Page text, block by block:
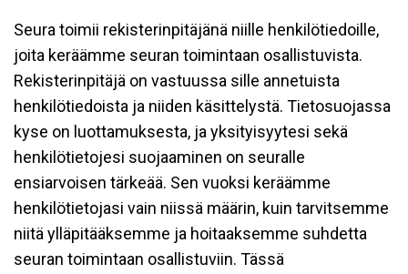
Seura toimii rekisterinpitäjänä niille henkilötiedoille,
joita keräämme seuran toimintaan osallistuvista.
Rekisterinpitäjä on vastuussa sille annetuista
henkilötiedoista ja niiden käsittelystä. Tietosuojassa
kyse on luottamuksesta, ja yksityisyytesi sekä
henkilötietojesi suojaaminen on seuralle
ensiarvoisen tärkeää. Sen vuoksi keräämme
henkilötietojasi vain niissä määrin, kuin tarvitsemme
niitä ylläpitääksemme ja hoitaaksemme suhdetta
seuran toimintaan osallistuviin. Tässä